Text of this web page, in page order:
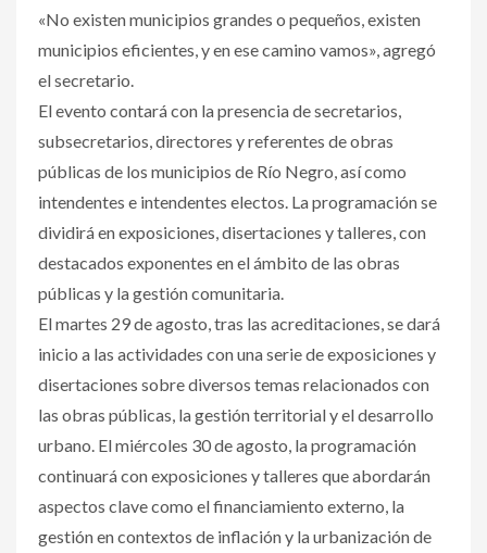
«No existen municipios grandes o pequeños, existen
municipios eficientes, y en ese camino vamos», agregó
el secretario.
El evento contará con la presencia de secretarios,
subsecretarios, directores y referentes de obras
públicas de los municipios de Río Negro, así como
intendentes e intendentes electos. La programación se
dividirá en exposiciones, disertaciones y talleres, con
destacados exponentes en el ámbito de las obras
públicas y la gestión comunitaria.
El martes 29 de agosto, tras las acreditaciones, se dará
inicio a las actividades con una serie de exposiciones y
disertaciones sobre diversos temas relacionados con
las obras públicas, la gestión territorial y el desarrollo
urbano. El miércoles 30 de agosto, la programación
continuará con exposiciones y talleres que abordarán
aspectos clave como el financiamiento externo, la
gestión en contextos de inflación y la urbanización de